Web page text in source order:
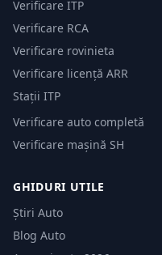
Verificare ITP
Verificare RCA
Verificare rovinieta
Verificare licență ARR
Stații ITP
Verificare auto completă
Verificare mașină SH
GHIDURI UTILE
Știri Auto
Blog Auto